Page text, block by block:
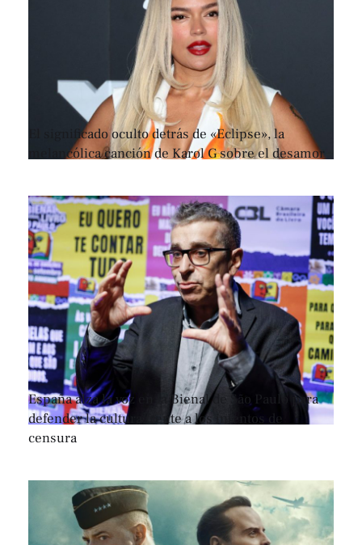
El significado oculto detrás de «Eclipse», la
melancólica canción de Karol G sobre el desamor
España alza la voz en la Bienal de São Paulo para
defender la cultura frente a los intentos de
censura